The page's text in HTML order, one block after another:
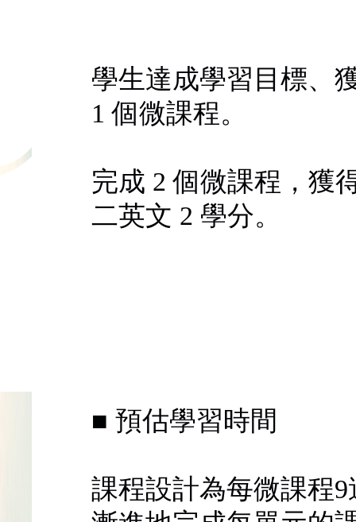
學生達成學習目標、
1 個微課程。
完成 2 個微課程，獲
二英文 2 學分。
■ 預估學習時間
課程設計為每微課程